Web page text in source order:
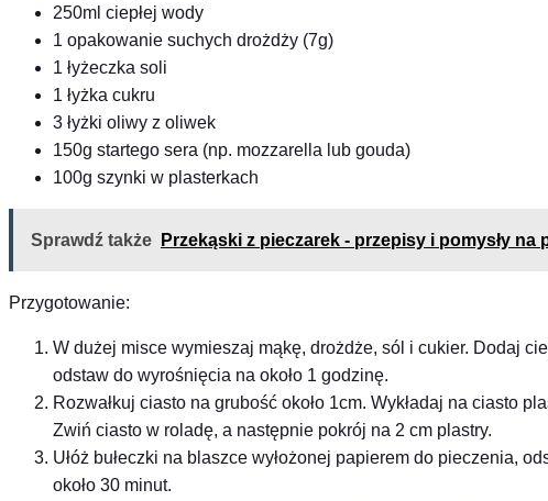
250ml ciepłej wody
1 opakowanie suchych drożdży (7g)
1 łyżeczka soli
1 łyżka cukru
3 łyżki oliwy z oliwek
150g startego sera (np. mozzarella lub gouda)
100g szynki w plasterkach
Sprawdź także Przekąski z pieczarek - przepisy i pomysły na
Przygotowanie:
W dużej misce wymieszaj mąkę, drożdże, sól i cukier. Dodaj
odstaw do wyrośnięcia na około 1 godzinę.
Rozwałkuj ciasto na grubość około 1cm. Wykładaj na ciasto
Zwiń ciasto w roladę, a następnie pokrój na 2 cm plastry.
Ułóż bułeczki na blaszce wyłożonej papierem do pieczenia,
około 30 minut.